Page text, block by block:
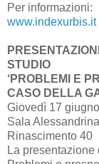
Per informazioni:
www.indexurbis.it
STUDIO
‘PROBLEMI E
CASO DELLA
Giovedì 17
Sala
Rinascimento 40
La